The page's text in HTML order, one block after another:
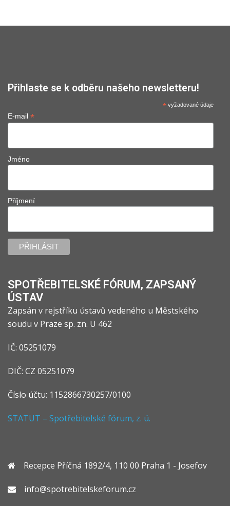
Přihlaste se k odběru našeho newsletteru!
* vyžadované údaje
E-mail *
Jméno
Příjmení
SPOTŘEBITELSKÉ FÓRUM, ZAPSANÝ
ÚSTAV
Zapsán v rejstříku ústavů vedeného u Městského
soudu v Praze sp. zn. U 462
IČ: 05251079
DIČ: CZ 05251079
Číslo účtu: 1152866730257/0100
STATUT – Spotřebitelské fórum, z. ú.
Recepce Příčná 1892/4, 110 00 Praha 1 - Josefov
info@spotrebitelskeforum.cz